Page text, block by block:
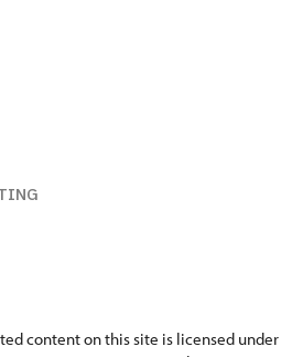
content on this site is licensed under